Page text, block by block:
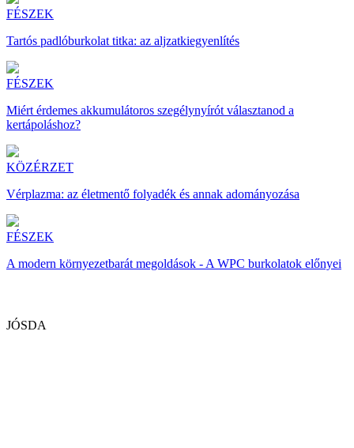
FÉSZEK
Tartós padlóburkolat titka: az aljzatkiegyenlítés
FÉSZEK
Miért érdemes akkumulátoros szegélynyírót választanod a
kertápoláshoz?
KÖZÉRZET
Vérplazma: az életmentő folyadék és annak adományozása
FÉSZEK
A modern környezetbarát megoldások - A WPC burkolatok előnyei
JÓSDA